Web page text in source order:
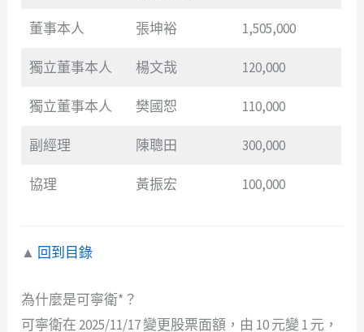
董事本人 張坤裕 1,505,000
獨立董事本人 楊文哉 120,000
獨立董事本人 樊國恕 110,000
副經理 陳聰田 300,000
協理 黃振宏 100,000
▲ 回到目錄
為什麼是可寧衛*？
可寧衛在 2025/11/17 變更股票面額，由 10 元變 1 元，